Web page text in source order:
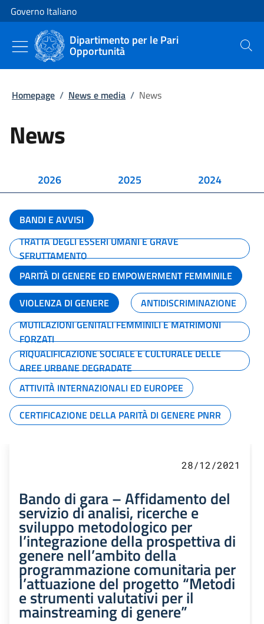
Vai al contenuto
Vai alla navigazione del sito
Governo Italiano
Dipartimento per le Pari
Opportunità Cerca
Homepage / News e media / News
News
2026 2025 2024
BANDI E AVVISI
TRATTA DEGLI ESSERI UMANI E GRAVE
SFRUTTAMENTO
PARITÀ DI GENERE ED EMPOWERMENT FEMMINILE
VIOLENZA DI GENERE
ANTIDISCRIMINAZIONE
MUTILAZIONI GENITALI FEMMINILI E MATRIMONI
FORZATI
RIQUALIFICAZIONE SOCIALE E CULTURALE DELLE
AREE URBANE DEGRADATE
ATTIVITÀ INTERNAZIONALI ED EUROPEE
CERTIFICAZIONE DELLA PARITÀ DI GENERE PNRR
28/12/2021
Bando di gara – Affidamento del
servizio di analisi, ricerche e
sviluppo metodologico per
l’integrazione della prospettiva di
genere nell’ambito della
programmazione comunitaria per
l’attuazione del progetto “Metodi
e strumenti valutativi per il
mainstreaming di genere”